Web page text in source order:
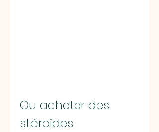
Ou acheter des
stéroïdes